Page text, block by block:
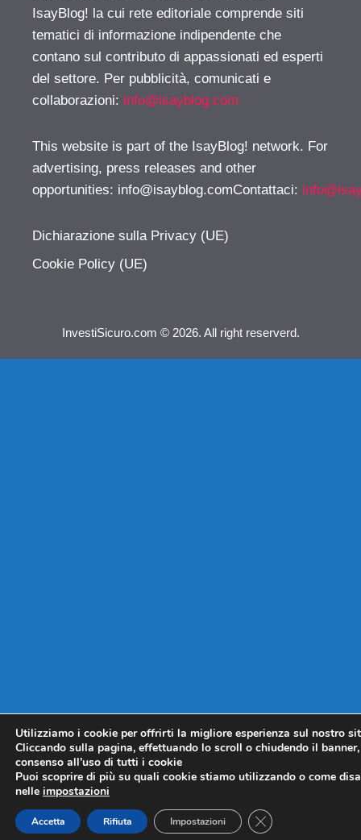
IsayBlog! la cui rete editoriale comprende siti
tematici di informazione indipendente che
contano sul contributo di appassionati ed esperti
del settore. Per pubblicità, comunicati e
collaborazioni: info@isayblog.com
This website is part of the IsayBlog! network. For
advertising, press releases and other
opportunities: info@isayblog.comContattaci:
Dichiarazione sulla Privacy (UE)
Cookie Policy (UE)
InvestiSicuro.com © 2026. All right reserverd.
Utilizziamo i cookie per offrirti la migliore esperienza sul nostro
Cliccando sulla pagina, effettuando lo scroll o chiudendo il
consenso all’uso di tutti i cookie
Puoi scoprire di più su quali cookie stiamo utilizzando o come
nelle impostazioni
Accetta Rifiuta Impostazioni CLOSE GDPR